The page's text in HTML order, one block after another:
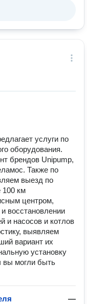
услуги по
оборудования.
брендов Unipump,
Также по
выезд по
100 км
центром,
восстановлении
и насосов и котлов
выявляем
вариант их
установку
вы могли быть
—